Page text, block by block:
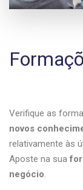
Verifique as
novos
relativamente às
Aposte na sua
negócio.